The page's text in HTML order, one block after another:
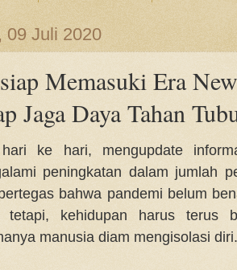
09 Juli 2020
Memasuki Era
Jaga Daya Tahan
ke hari, mengupdate
peningkatan dalam jumlah
bahwa pandemi belum
tetapi, kehidupan harus terus
manusia diam mengisolasi diri.